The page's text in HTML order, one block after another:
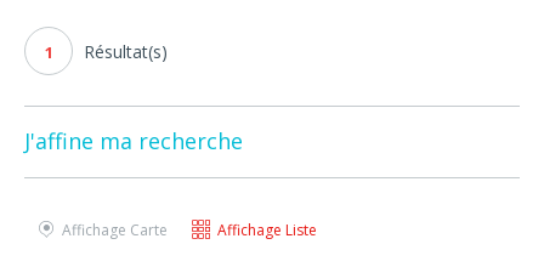
1 Résultat(s)
J'affine ma recherche
Affichage Carte Affichage Liste